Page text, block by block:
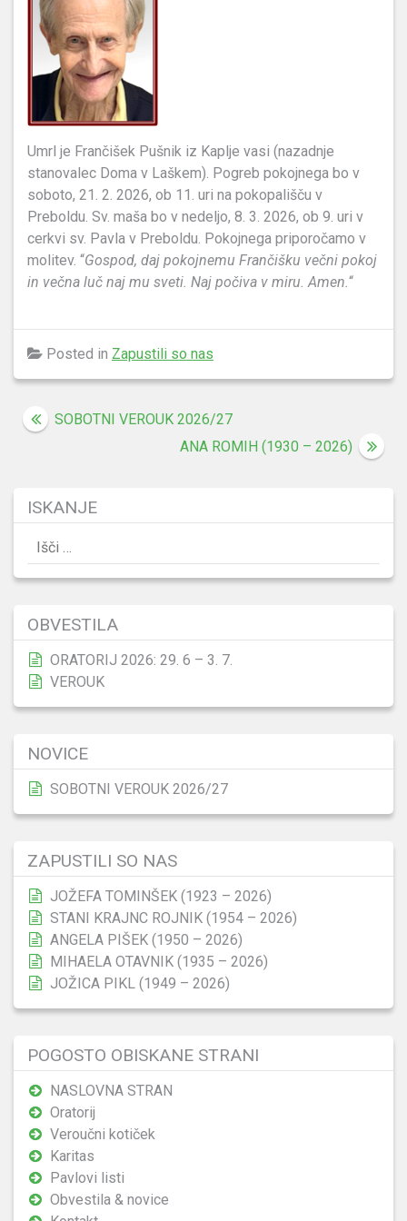
Umrl je Frančišek Pušnik iz Kaplje vasi (nazadnje
stanovalec Doma v Laškem). Pogreb pokojnega bo v
soboto, 21. 2. 2026, ob 11. uri na pokopališču v
Preboldu. Sv. maša bo v nedeljo, 8. 3. 2026, ob 9. uri v
cerkvi sv. Pavla v Preboldu. Pokojnega priporočamo v
molitev. “Gospod, daj pokojnemu Frančišku večni pokoj
in večna luč naj mu sveti. Naj počiva v miru. Amen.“
Posted in Zapustili so nas
Navigacija
SOBOTNI VEROUK 2026/27
ANA ROMIH (1930 – 2026)
ISKANJE
Išči:
OBVESTILA
ORATORIJ 2026: 29. 6 – 3. 7.
VEROUK
NOVICE
SOBOTNI VEROUK 2026/27
ZAPUSTILI SO NAS
JOŽEFA TOMINŠEK (1923 – 2026)
STANI KRAJNC ROJNIK (1954 – 2026)
ANGELA PIŠEK (1950 – 2026)
MIHAELA OTAVNIK (1935 – 2026)
JOŽICA PIKL (1949 – 2026)
POGOSTO OBISKANE STRANI
NASLOVNA STRAN
Oratorij
Veroučni kotiček
Karitas
Pavlovi listi
Obvestila & novice